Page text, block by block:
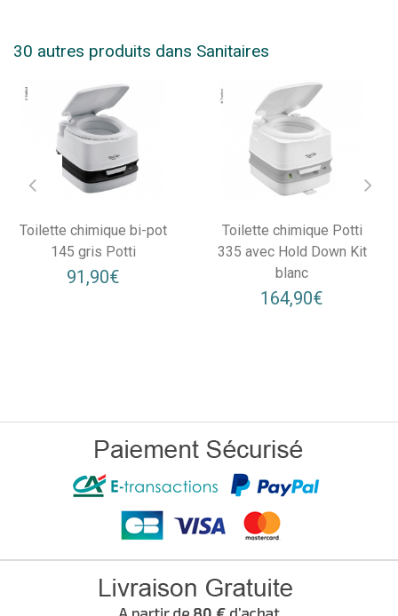
30 autres produits dans Sanitaires
Toilette chimique bi-pot
145 gris Potti
91,90€
Toilette chimique Potti
335 avec Hold Down Kit
blanc
164,90€